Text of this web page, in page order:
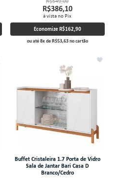
R$386,10
à vista no Pix
Economize R$162,90
ou até8xdeR$53,63no cartão
Buffet Cristaleira 1.7 Porta de Vidro
Sala de Jantar Bari Casa D
Branco/Cedro